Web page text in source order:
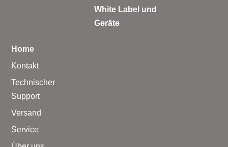
White Label und
Geräte
Home
Kontakt
Technischer
Support
Versand
Service